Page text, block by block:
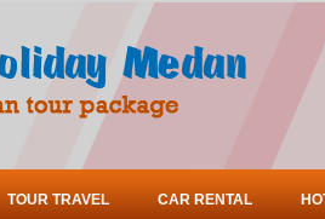
TOUR TRAVEL CAR RENTAL